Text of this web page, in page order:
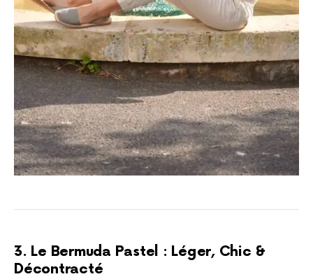
3. Le Bermuda Pastel : Léger, Chic &
Décontracté